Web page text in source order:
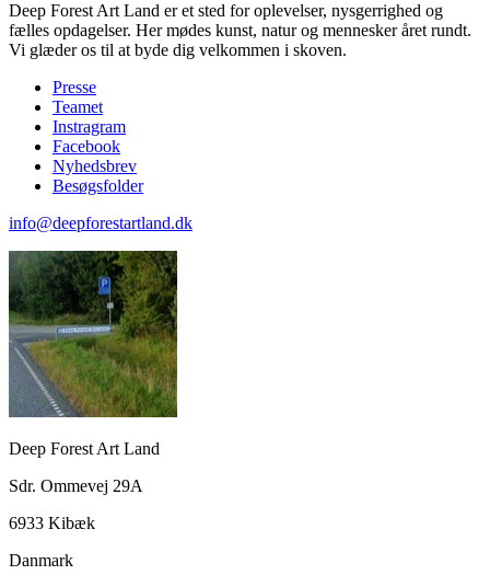
Deep Forest Art Land er et sted for oplevelser, nysgerrighed og
fælles opdagelser. Her mødes kunst, natur og mennesker året rundt.
Vi glæder os til at byde dig velkommen i skoven.
Presse
Teamet
Instragram
Facebook
Nyhedsbrev
Besøgsfolder
info@deepforestartland.dk
Deep Forest Art Land
Sdr. Ommevej 29A
6933 Kibæk
Danmark